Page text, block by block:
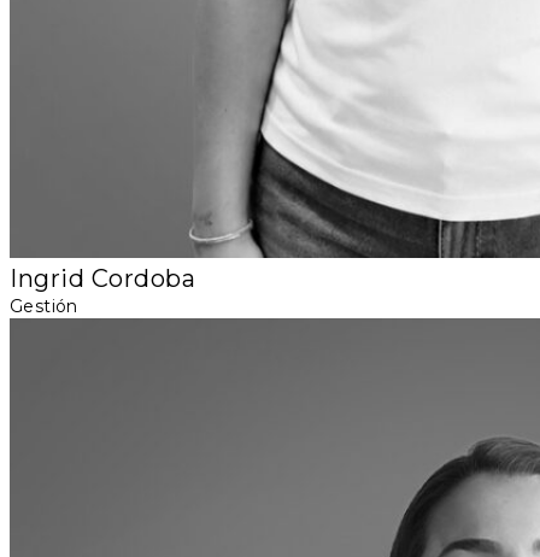
Ingrid Cordoba
Gestión